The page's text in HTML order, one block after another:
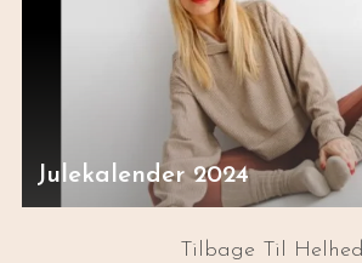
Julekalender 2024
Tilbage Til Helhed